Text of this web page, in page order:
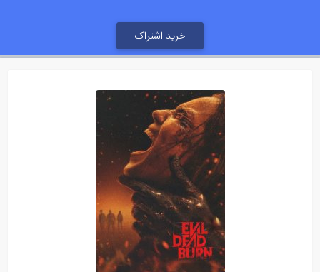
خرید اشتراک